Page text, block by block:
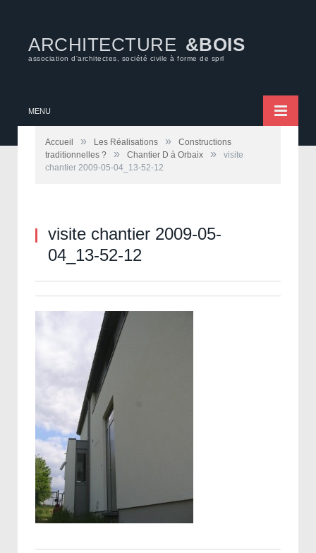
ARCHITECTURE &BOIS
association d'architectes, société civile à forme de sprl
MENU
Accueil » Les Réalisations »
Constructions
traditionnelles ?
» Chantier D à Orbaix »
visite
chantier 2009-05-04_13-52-12
visite chantier 2009-05-
04_13-52-12